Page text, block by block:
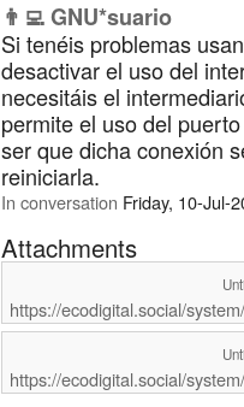
👨‍💻 GNU*suario
Si tenéis problemas
desactivar el uso del
necesitáis el
permite el uso del
ser que dicha conexión
reiniciarla.
In conversation Friday, 10-Jul-
Attachments
https://ecodigital.social/
https://ecodigital.social/